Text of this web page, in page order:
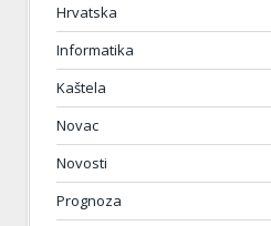
Hrvatska
Informatika
Kaštela
Novac
Novosti
Prognoza